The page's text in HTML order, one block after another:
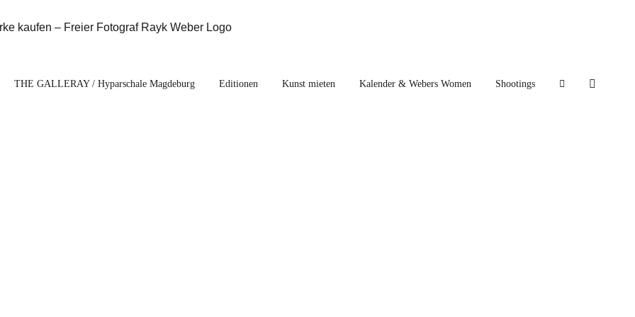
THE GALLERAY / Hyparschale Magdeburg Editionen Kunst mieten Kalender & Webers Women Shootings